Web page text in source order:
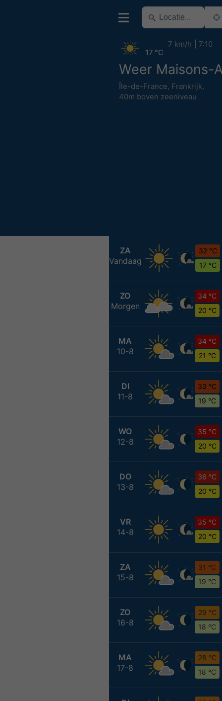
Weer Maisons-
Île-de-France, Frankrijk,
40m boven zeeniveau
17 °C
7 km/h 7:10
ZA
Vandaag
32 °C
17 °C
ZO
Morgen
34 °C
20 °C
MA
10-8
34 °C
21 °C
DI
11-8
33 °C
19 °C
WO
12-8
35 °C
20 °C
DO
13-8
36 °C
20 °C
VR
14-8
35 °C
20 °C
ZA
15-8
31 °C
19 °C
ZO
16-8
29 °C
18 °C
MA
17-8
28 °C
18 °C